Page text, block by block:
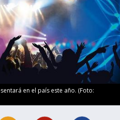
en el país este año. (Foto: